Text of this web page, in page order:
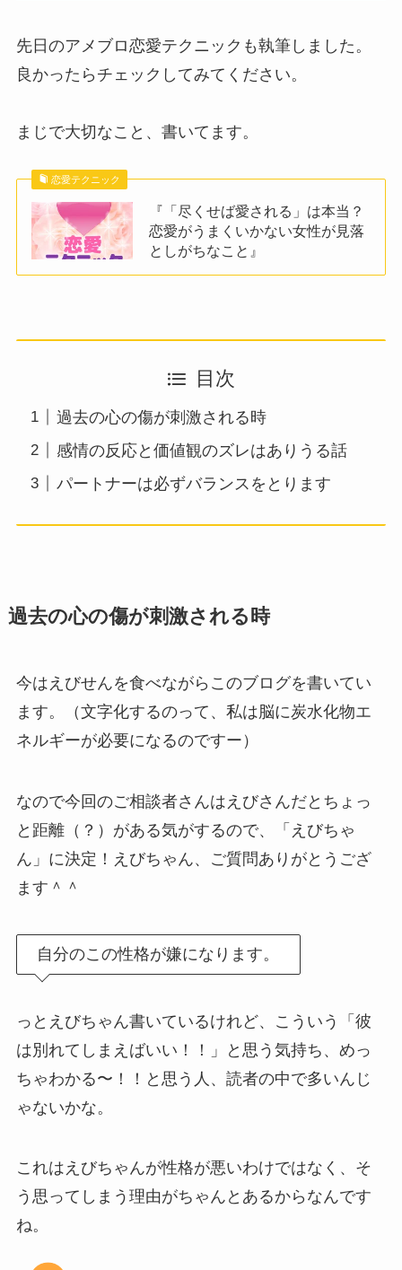
先日のアメブロ恋愛テクニックも執筆しました。
良かったらチェックしてみてください。
まじで大切なこと、書いてます。
恋愛テクニック
『「尽くせば愛される」は本当？
恋愛がうまくいかない女性が見落
としがちなこと』
目次
過去の心の傷が刺激される時
感情の反応と価値観のズレはありうる話
パートナーは必ずバランスをとります
過去の心の傷が刺激される時
今はえびせんを食べながらこのブログを書いてい
ます。（文字化するのって、私は脳に炭水化物エ
ネルギーが必要になるのですー）
なので今回のご相談者さんはえびさんだとちょっ
と距離（？）がある気がするので、「えびちゃ
ん」に決定！えびちゃん、ご質問ありがとうござ
ます＾＾
自分のこの性格が嫌になります。
っとえびちゃん書いているけれど、こういう「彼
は別れてしまえばいい！！」と思う気持ち、めっ
ちゃわかる〜！！と思う人、読者の中で多いんじ
ゃないかな。
これはえびちゃんが性格が悪いわけではなく、そ
う思ってしまう理由がちゃんとあるからなんです
ね。